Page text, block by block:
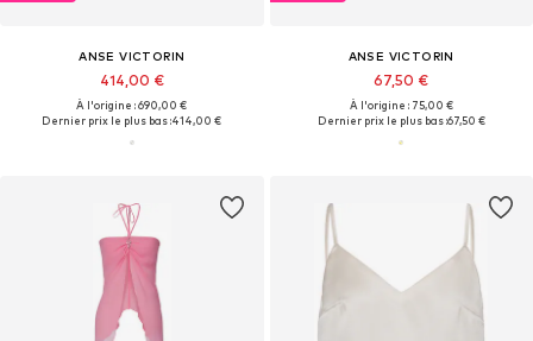
ANSE VICTORIN
414,00 €
À l'origine : 690,00 €
Dernier prix le plus bas :414,00 €
ANSE VICTORIN
67,50 €
À l'origine : 75,00 €
Dernier prix le plus bas :67,50 €